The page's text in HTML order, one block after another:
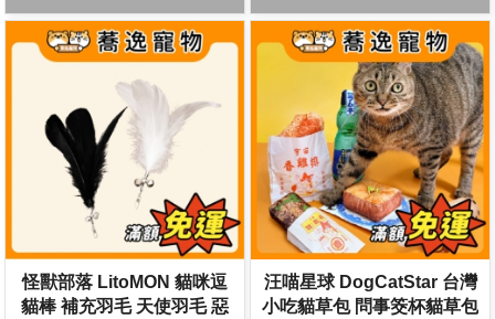
怪獸部落 LitoMON 貓咪逗
貓棒 補充羽毛 天使羽毛 惡
汪喵星球 DogCatStar 台灣
小吃貓草包 問事筊杯貓草包